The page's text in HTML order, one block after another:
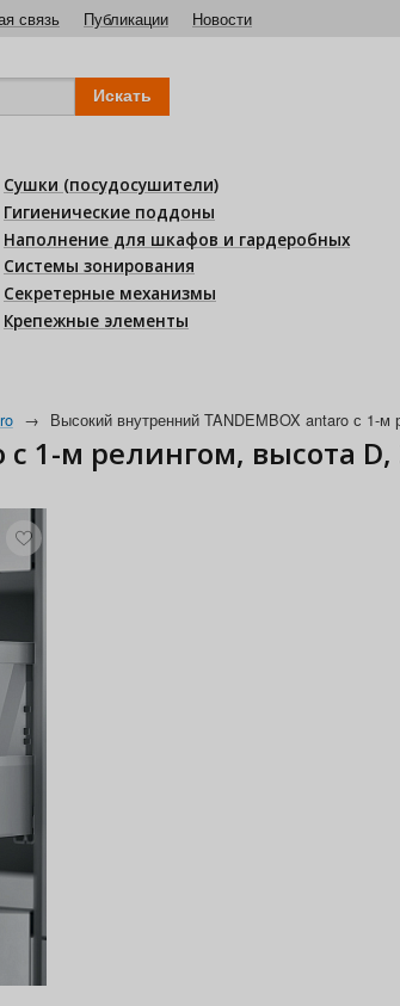
связь Публикации Новости
Сушки (посудосушители)
Гигиенические поддоны
Наполнение для шкафов и гардеробных
Системы зонирования
Секретерные механизмы
Крепежные элементы
→ Высокий внутренний TANDEMBOX antaro с 1-
с 1-м релингом, высота